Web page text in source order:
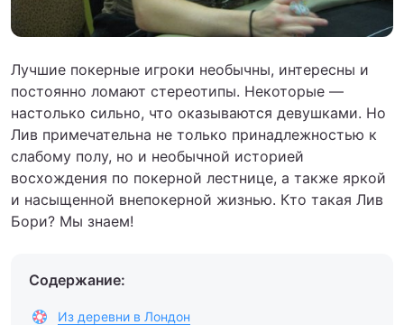
Лучшие покерные игроки необычны, интересны и
постоянно ломают стереотипы. Некоторые —
настолько сильно, что оказываются девушками. Но
Лив примечательна не только принадлежностью к
слабому полу, но и необычной историей
восхождения по покерной лестнице, а также яркой
и насыщенной внепокерной жизнью. Кто такая Лив
Бори? Мы знаем!
Содержание:
Из деревни в Лондон